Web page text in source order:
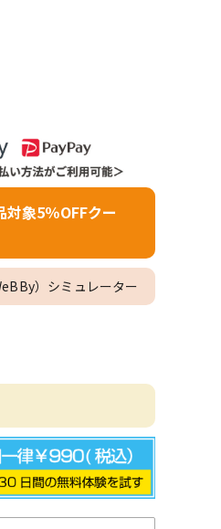
象5％OFFクー
）シミュレーター